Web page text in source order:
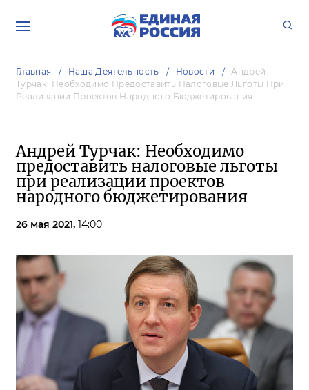
Главная Наша Деятельность Новости
Андрей
Турчак: Необходимо Предоставить Налоговые Льготы При
Реализации Проектов Народного Бюджетирования
Андрей Турчак: Необходимо
предоставить налоговые льготы
при реализации проектов
народного бюджетирования
26 мая 2021, 14:00